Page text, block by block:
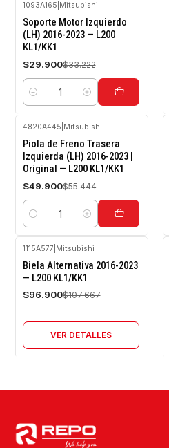
-10%
OFF
1093A165 Mitsubishi
Soporte Motor Izquierdo
(LH) 2016-2023 — L200
KL1/KK1
$29.900$33.222
Cantidad
-10%
OFF
4820A445 Mitsubishi
Piola de Freno Trasera
Izquierda (LH) 2016-2023 |
Original — L200 KL1/KK1
$49.900$55.444
Cantidad
-10%
OFF
1115A577 Mitsubishi
Biela Alternativa 2016-2023
— L200 KL1/KK1
$96.900$107.667
VER DETALLES